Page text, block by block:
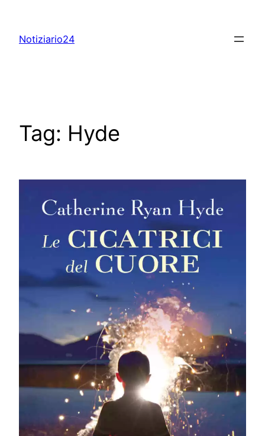
content
Notiziario24
Tag: Hyde